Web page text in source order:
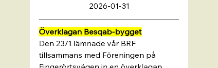
2026-01-31
Överklagan Besqab-bygget
Den 23/1 lämnade vår BRF
tillsammans med Föreningen på